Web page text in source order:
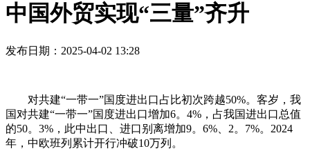
中国外贸实现“三量”齐升
发布日期：2025-04-02 13:28
对共建“一带一”国度进出口占比初次跨越50%。客岁，我
国对共建“一带一”国度进出口增加6。4%，占我国进出口总值
的50。3%，此中出口、进口别离增加9。6%、2。7%。2024
年，中欧班列累计开行冲破10万列。